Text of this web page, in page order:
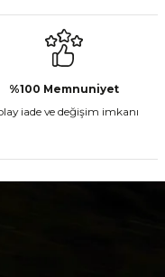
%100 Memnuniyet
iade ve değişim imkanı